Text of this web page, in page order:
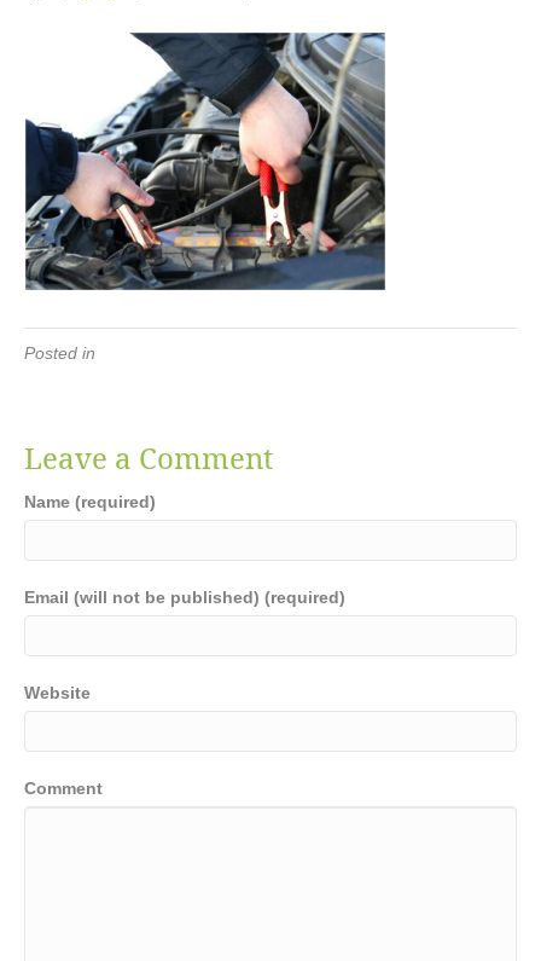
Posted in
Leave a Comment
Name (required)
Email (will not be published) (required)
Website
Comment